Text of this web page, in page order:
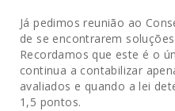
Já pedimos reunião ao
de se encontrarem
Recordamos que este é o
continua a contabilizar
avaliados e quando a lei
1,5 pontos.